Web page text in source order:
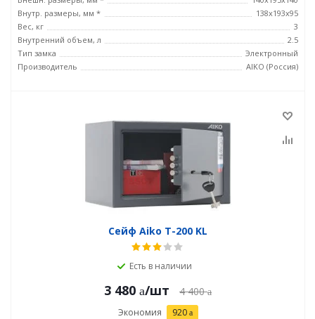
Внутр. размеры, мм *
138x193x95
Вес, кг
3
Внутренний объем, л
2.5
Тип замка
Электронный
Производитель
AIKO (Россия)
Сейф Aiko T-200 KL
Есть в наличии
3 480 /шт 4 400
Экономия 920